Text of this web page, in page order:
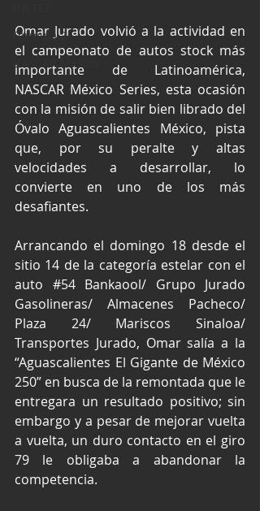
Fórmula 2
NASCAR México
Omar Jurado volvió a la actividad en
el campeonato de autos stock más
importante de Latinoamérica,
NASCAR México Series, esta ocasión
con la misión de salir bien librado del
Óvalo Aguascalientes México, pista
que, por su peralte y altas
velocidades a desarrollar, lo
convierte en uno de los más
desafiantes.
Arrancando el domingo 18 desde el
sitio 14 de la categoría estelar con el
auto #54 Bankaool/ Grupo Jurado
Gasolineras/ Almacenes Pacheco/
Plaza 24/ Mariscos Sinaloa/
Transportes Jurado, Omar salía a la
“Aguascalientes El Gigante de México
250” en busca de la remontada que le
entregara un resultado positivo; sin
embargo y a pesar de mejorar vuelta
a vuelta, un duro contacto en el giro
79 le obligaba a abandonar la
competencia.